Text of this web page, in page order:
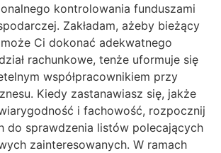
kontrolowania funduszami
Zakładam, ażeby bieżący
Ci dokonać adekwatnego
rachunkowe, tenże uformuje się
współpracownikiem przy
Kiedy zastanawiasz się, jakże
i fachowość, rozpocznij
do sprawdzenia listów polecających
zainteresowanych. W ramach